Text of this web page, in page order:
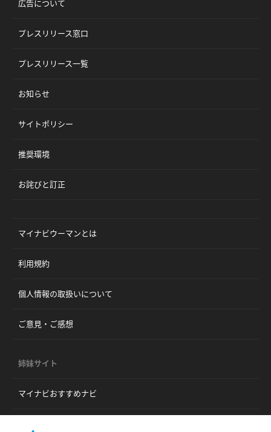
広告について
プレスリリース窓口
プレスリリース一覧
お知らせ
サイトポリシー
推奨環境
お詫びと訂正
マイナビウーマンとは
利用規約
個人情報の取扱いについて
ご意見・ご感想
姉妹サイト
マイナビおすすめナビ